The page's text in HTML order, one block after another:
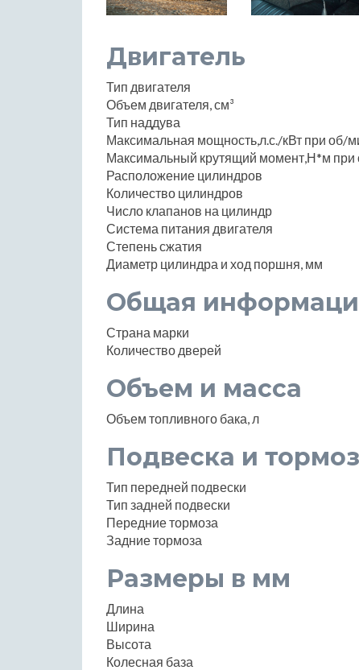
Двигатель
Тип двигателя
Объем двигателя, см³
Тип наддува
Максимальная мощность,л.с./кВт при об/
Максимальный крутящий момент,Н*м при
Расположение цилиндров
Количество цилиндров
Число клапанов на цилиндр
Система питания двигателя
Степень сжатия
Диаметр цилиндра и ход поршня, мм
Общая
Страна марки
Количество дверей
Объем и масса
Объем топливного бака, л
Подвеска и
Тип передней подвески
Тип задней подвески
Передние тормоза
Задние тормоза
Размеры в мм
Длина
Ширина
Высота
Колесная база